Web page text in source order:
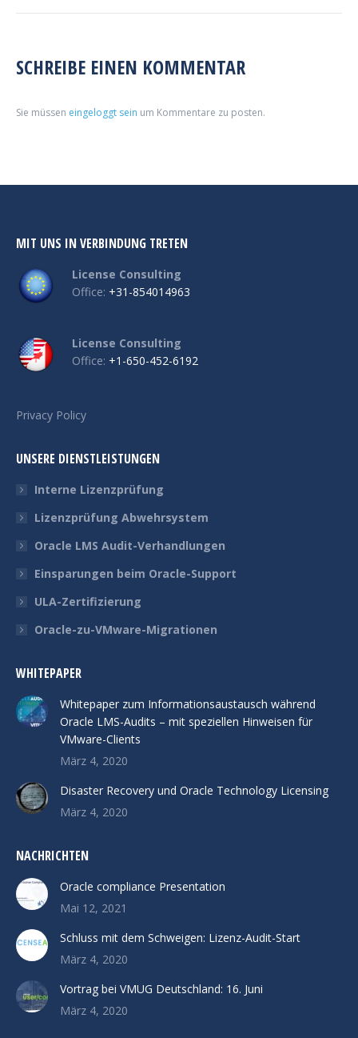
SCHREIBE EINEN KOMMENTAR
Sie müssen eingeloggt sein um Kommentare zu posten.
MIT UNS IN VERBINDUNG TRETEN
License Consulting
Office: +31-854014963
License Consulting
Office: +1-650-452-6192
Privacy Policy
UNSERE DIENSTLEISTUNGEN
Interne Lizenzprüfung
Lizenzprüfung Abwehrsystem
Oracle LMS Audit-Verhandlungen
Einsparungen beim Oracle-Support
ULA-Zertifizierung
Oracle-zu-VMware-Migrationen
WHITEPAPER
Whitepaper zum Informationsaustausch während
Oracle LMS-Audits – mit speziellen Hinweisen für
VMware-Clients
März 4, 2020
Disaster Recovery und Oracle Technology Licensing
März 4, 2020
NACHRICHTEN
Oracle compliance Presentation
Mai 12, 2021
Schluss mit dem Schweigen: Lizenz-Audit-Start
März 4, 2020
Vortrag bei VMUG Deutschland: 16. Juni
März 4, 2020